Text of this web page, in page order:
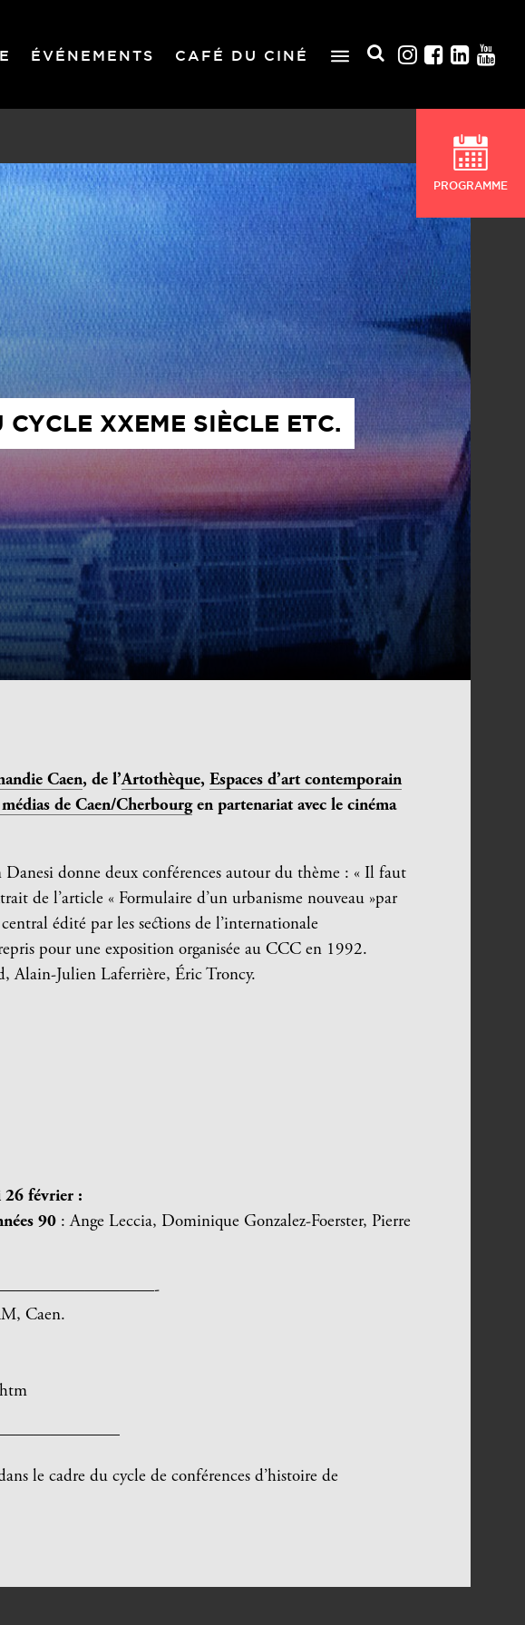
ÉVÉNEMENTS CAFÉ DU CINÉ
PROGRAMME
XXEME SIÈCLE ETC.
Caen, de l’Artothèque,Espaces d’art contemporain
de Caen/Cherbourgen partenariat avec le cinéma
donne deux conférences autour du thème : « Il faut
de l’article « Formulaire d’un urbanisme nouveau »par
édité par les sections de l’internationale
pour une exposition organisée au CCC en 1992.
Alain-Julien Laferrière, Éric Troncy.
26 février :
90 : Ange Leccia, Dominique Gonzalez-Foerster, Pierre
Caen.
le cadre du cycle de conférences d’histoire de